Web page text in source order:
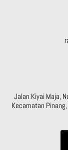
Jalan Kiyai Maja,
Kecamatan